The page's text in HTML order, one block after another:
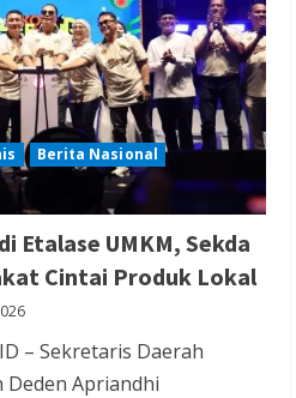
2026
Lifestyle dan Insurance
di Cilegon, Warga
Miras di
Restoran
2026
Berita Nasional
Etalase UMKM, Sekda
Cintai Produk Lokal
– Sekretaris Daerah
Deden Apriandhi